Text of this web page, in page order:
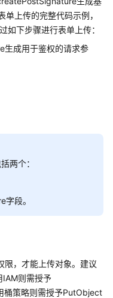
上传的完整代码示例，
如下步骤进行表单上传：
成用于鉴权的请求参
两个：
段。
限，才能上传对象。建议
IAM则需授予
策略则需授予PutObject